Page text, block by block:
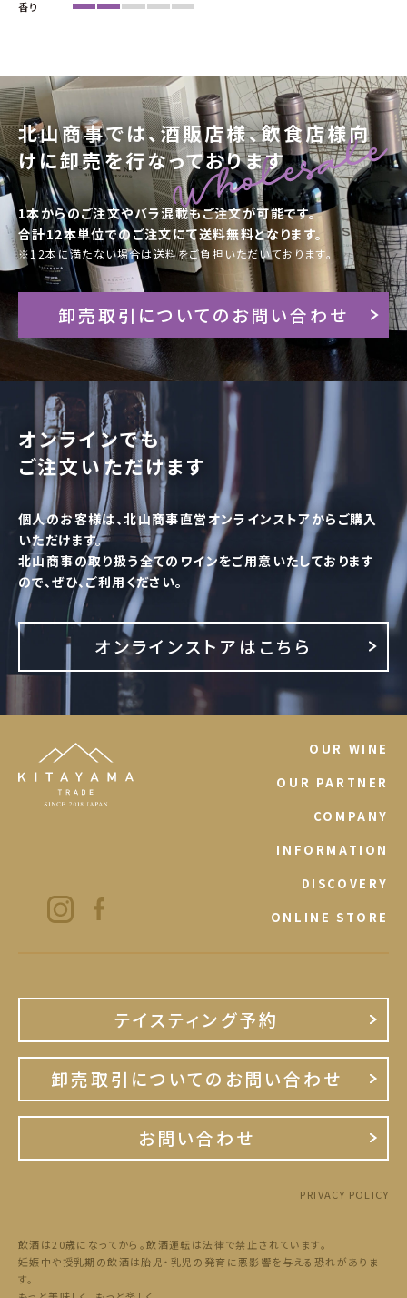
香り
北山商事では、酒販店様、飲食店様向
けに卸売を行なっております
1本からのご注文やバラ混載もご注文が可能です。
合計12本単位でのご注文にて送料無料となります。
※12本に満たない場合は送料をご負担いただいております。
卸売取引についてのお問い合わせ
オンラインでも
ご注文いただけます
個人のお客様は、北山商事直営オンラインストアからご購入
いただけます。
北山商事の取り扱う全てのワインをご用意いたしております
ので、ぜひ、ご利用ください。
オンラインストアはこちら
OUR WINE
OUR PARTNER
COMPANY
INFORMATION
DISCOVERY
ONLINE STORE
テイスティング予約
卸売取引についてのお問い合わせ
お問い合わせ
PRIVACY POLICY
飲酒は20歳になってから。飲酒運転は法律で禁止されています。
妊娠中や授乳期の飲酒は胎児・乳児の発育に悪影響を与える恐れがありま
す。